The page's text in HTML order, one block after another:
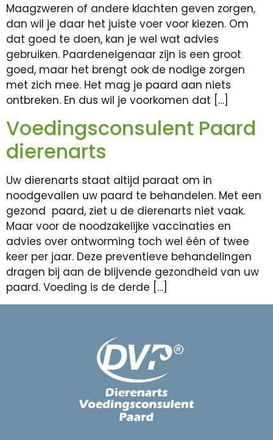
Maagzweren of andere klachten geven zorgen,
dan wil je daar het juiste voer voor kiezen. Om
dat goed te doen, kan je wel wat advies
gebruiken. Paardeneigenaar zijn is een groot
goed, maar het brengt ook de nodige zorgen
met zich mee. Het mag je paard aan niets
ontbreken. En dus wil je voorkomen dat […]
Voedingsconsulent Paard
dierenarts
Uw dierenarts staat altijd paraat om in
noodgevallen uw paard te behandelen. Met een
gezond paard, ziet u de dierenarts niet vaak.
Maar voor de noodzakelijke vaccinaties en
advies over ontworming toch wel één of twee
keer per jaar. Deze preventieve behandelingen
dragen bij aan de blijvende gezondheid van uw
paard. Voeding is de derde […]